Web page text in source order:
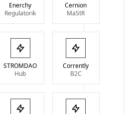
Enerchy
Regulatorik
Cernion
MaStR
STROMDAO
Hub
Corrently
B2C